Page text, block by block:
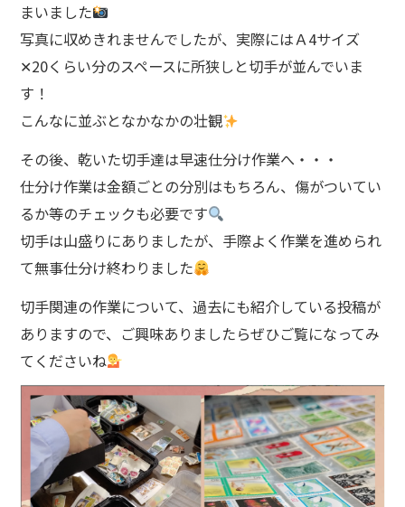
まいました
写真に収めきれませんでしたが、実際にはＡ4サイズ
✕20くらい分のスペースに所狭しと切手が並んでいま
す！
こんなに並ぶとなかなかの壮観
その後、乾いた切手達は早速仕分け作業へ・・・
仕分け作業は金額ごとの分別はもちろん、傷がついてい
るか等のチェックも必要です
切手は山盛りにありましたが、手際よく作業を進められ
て無事仕分け終わりました
切手関連の作業について、過去にも紹介している投稿が
ありますので、ご興味ありましたらぜひご覧になってみ
てくださいね